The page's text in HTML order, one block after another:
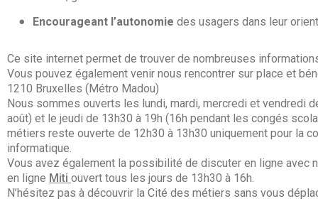
Encourageant l’autonomie des usagers dans leur
Ce site internet permet de trouver de nombreuses
Vous pouvez également venir nous rencontrer sur place et
1210 Bruxelles (Métro Madou)
Nous sommes ouverts les lundi, mardi, mercredi et vendredi
août) et le jeudi de 13h30 à 19h (16h pendant les congés
métiers reste ouverte de 12h30 à 13h30 uniquement pour la
informatique.
Vous avez également la possibilité de discuter en ligne
en ligne Miti ouvert tous les jours de 13h30 à 16h.
N’hésitez pas à découvrir la Cité des métiers sans vous